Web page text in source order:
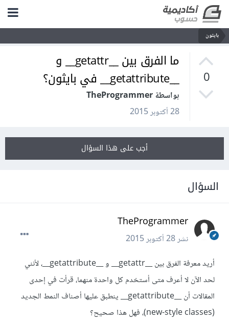
بايثون
0
ما الفرق بين __getattr__ و
__getattribute__ في بايثون؟
بواسطة TheProgrammer
28 أكتوبر 2015
أجب على هذا السؤال
السؤال
TheProgrammer
نشر28 أكتوبر 2015
أريد معرفة الفرق بين __getattr__ و __getattribute__، لأنني
لحد الآن لا أعرف متى أستخدم كل واحدة منهما، قرأت في إحدى
المقالات أن __getattribute__ ينطبق عليها أصناف النمط الجديد